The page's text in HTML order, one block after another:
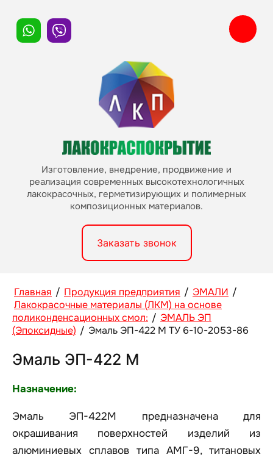
Изготовление, внедрение, продвижение и
реализация современных высокотехнологичных
лакокрасочных, герметизирующих и полимерных
композиционных материалов.
Заказать звонок
Главная / Продукция предприятия / ЭМАЛИ /
Лакокрасочные материалы (ЛКМ) на основе
поликонденсационных смол: / ЭМАЛЬ ЭП
(Эпоксидные) / Эмаль ЭП-422 М ТУ 6-10-2053-86
Эмаль ЭП-422 М
Назначение:
Эмаль ЭП-422М предназначена для
окрашивания поверхностей изделий из
алюминиевых сплавов типа АМГ-9, титановых